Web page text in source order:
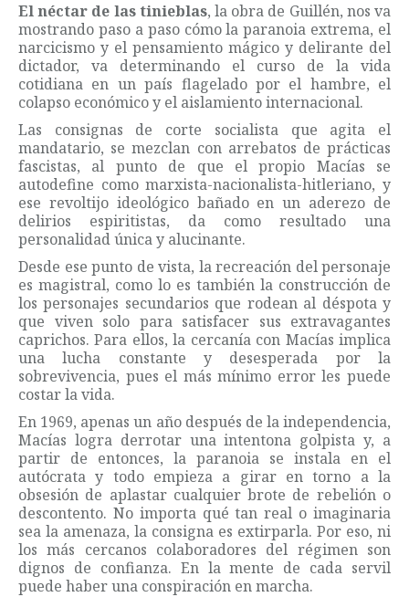
El néctar de las tinieblas, la obra de Guillén, nos va
mostrando paso a paso cómo la paranoia extrema, el
narcicismo y el pensamiento mágico y delirante del
dictador, va determinando el curso de la vida
cotidiana en un país flagelado por el hambre, el
colapso económico y el aislamiento internacional.
Las consignas de corte socialista que agita el
mandatario, se mezclan con arrebatos de prácticas
fascistas, al punto de que el propio Macías se
autodefine como marxista-nacionalista-hitleriano, y
ese revoltijo ideológico bañado en un aderezo de
delirios espiritistas, da como resultado una
personalidad única y alucinante.
Desde ese punto de vista, la recreación del personaje
es magistral, como lo es también la construcción de
los personajes secundarios que rodean al déspota y
que viven solo para satisfacer sus extravagantes
caprichos. Para ellos, la cercanía con Macías implica
una lucha constante y desesperada por la
sobrevivencia, pues el más mínimo error les puede
costar la vida.
En 1969, apenas un año después de la independencia,
Macías logra derrotar una intentona golpista y, a
partir de entonces, la paranoia se instala en el
autócrata y todo empieza a girar en torno a la
obsesión de aplastar cualquier brote de rebelión o
descontento. No importa qué tan real o imaginaria
sea la amenaza, la consigna es extirparla. Por eso, ni
los más cercanos colaboradores del régimen son
dignos de confianza. En la mente de cada servil
puede haber una conspiración en marcha.